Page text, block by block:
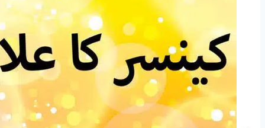
Officinalis)
ہومیوپیتھک
دوا
کا
مکمل